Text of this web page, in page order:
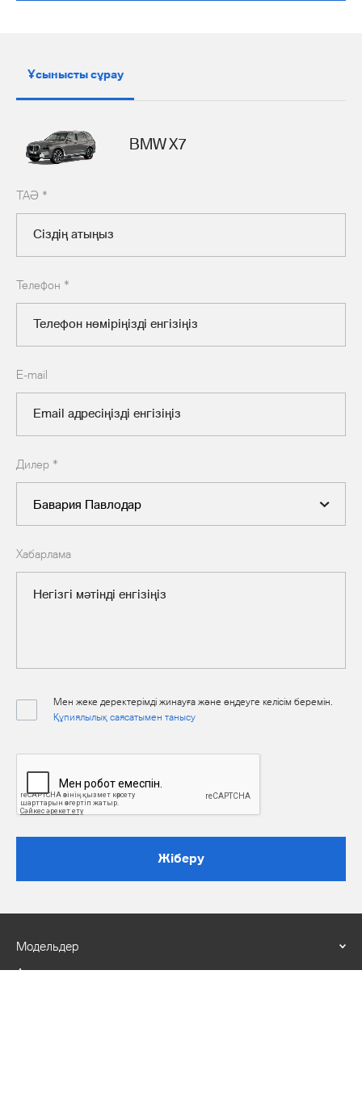
Ұсынысты сұрау
BMW X7
ТАӘ *
Телефон *
E-mail
Дилер *
Хабарлама
Мен жеке деректерімді жинауға және өңдеуге келісім беремін.
Құпиялылық саясатымен танысу
Жіберу
Модельдер
Акциялар